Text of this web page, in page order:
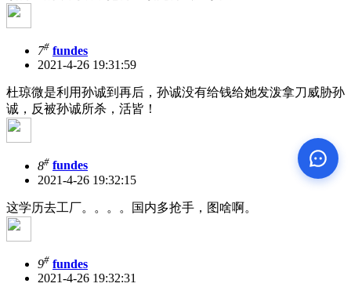
7# fundes
2021-4-26 19:31:59
杜琼微是利用孙诚到再后，孙诚没有给钱给她发泼拿刀威胁孙
诚，反被孙诚所杀，活皆！
8# fundes
2021-4-26 19:32:15
这学历去工厂。。。。国内多抢手，图啥啊。
9# fundes
2021-4-26 19:32:31